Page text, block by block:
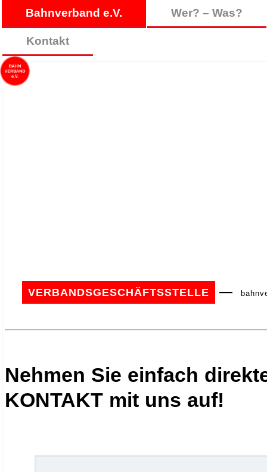
Bahnverband e.V. Wer? – Was?
Kontakt
VERBANDSGESCHÄFTSSTELLE —
Nehmen Sie einfach
KONTAKT mit uns auf!